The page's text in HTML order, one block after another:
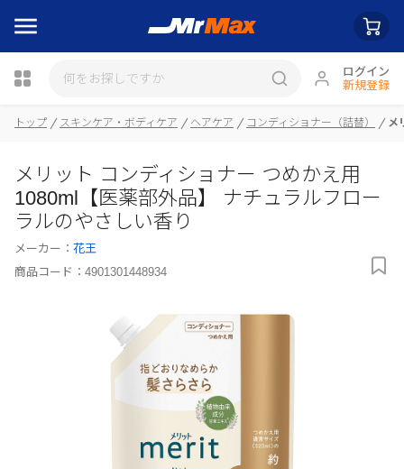
ログイン
新規登録
トップ スキンケア・ボディケア ヘアケア コンディショナー（詰替） メ
メリット コンディショナー つめかえ用
1080ml【医薬部外品】 ナチュラルフロー
ラルのやさしい香り
メーカー： 花王
商品コード： 4901301448934